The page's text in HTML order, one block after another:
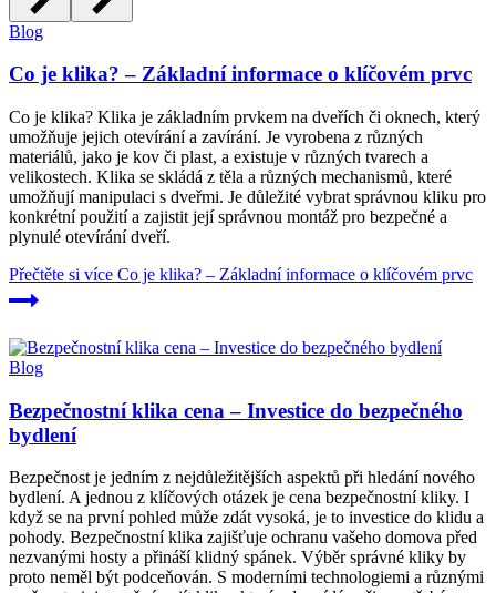
Blog
Co je klika? – Základní informace o klíčovém prvc
Co je klika? Klika je základním prvkem na dveřích či oknech, který
umožňuje jejich otevírání a zavírání. Je vyrobena z různých
materiálů, jako je kov či plast, a existuje v různých tvarech a
velikostech. Klika se skládá z těla a různých mechanismů, které
umožňují manipulaci s dveřmi. Je důležité vybrat správnou kliku pro
konkrétní použití a zajistit její správnou montáž pro bezpečné a
plynulé otevírání dveří.
Přečtěte si více Co je klika? – Základní informace o klíčovém prvc
Blog
Bezpečnostní klika cena – Investice do bezpečného
bydlení
Bezpečnost je jedním z nejdůležitějších aspektů při hledání nového
bydlení. A jednou z klíčových otázek je cena bezpečnostní kliky. I
když se na první pohled může zdát vysoká, je to investice do klidu a
pohody. Bezpečnostní klika zajišťuje ochranu vašeho domova před
nezvanými hosty a přináší klidný spánek. Výběr správné kliky by
proto neměl být podceňován. S moderními technologiemi a různými